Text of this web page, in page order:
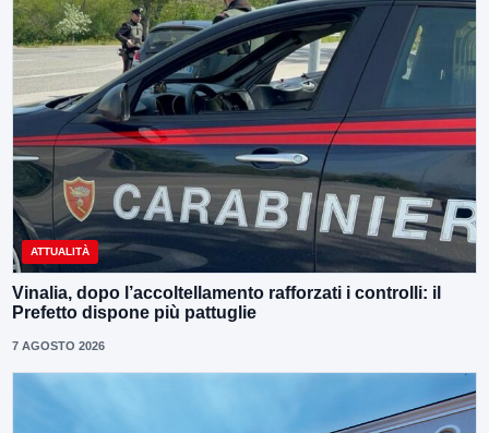
ATTUALITÀ
Vinalia, dopo l’accoltellamento rafforzati i controlli: il
Prefetto dispone più pattuglie
7 AGOSTO 2026